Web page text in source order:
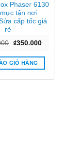
Phaser 6130
tận nơi
cấp tốc giá
rẻ
Giá
là:
₫1.200.000.
₫350.000Giá
tại
GIỎ HÀNG